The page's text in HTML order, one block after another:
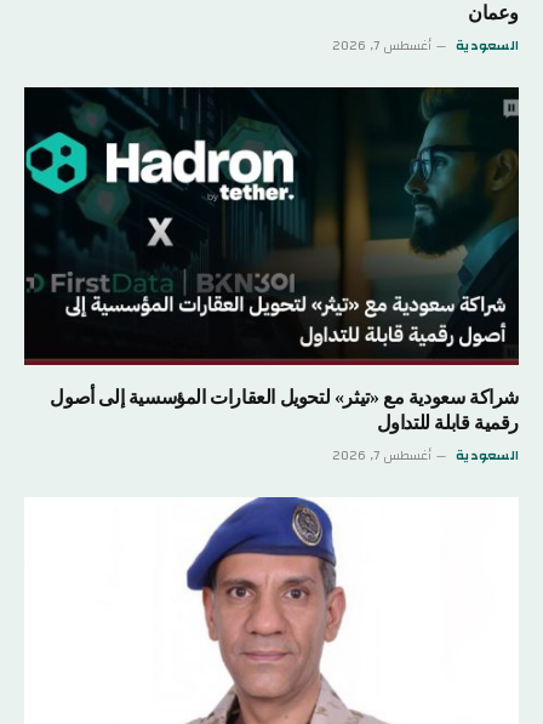
وعمان
السعودية أغسطس 7, 2026
شراكة سعودية مع «تيثر» لتحويل العقارات المؤسسية إلى أصول
رقمية قابلة للتداول
السعودية أغسطس 7, 2026